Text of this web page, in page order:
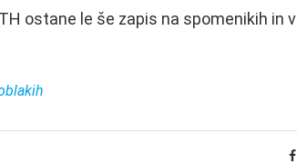
ostane le še zapis na spomenikih in v